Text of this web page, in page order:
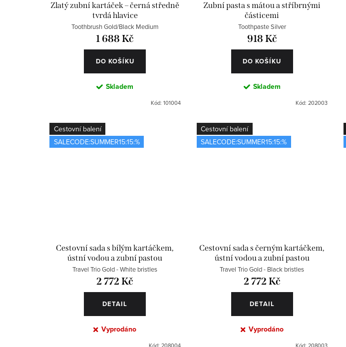
Zlatý zubní kartáček – černá středně
tvrdá hlavice
Toothbrush Gold/Black Medium
1 688 Kč
DO KOŠÍKU
Skladem
Kód: 101004
Zubní pasta s mátou a stříbrnými
částicemi
Toothpaste Silver
918 Kč
DO KOŠÍKU
Skladem
Kód: 202003
Cestovní balení
SALECODE:SUMMER15:15:%
Cestovní sada s bílým kartáčkem,
ústní vodou a zubní pastou
Travel Trio Gold - White bristles
2 772 Kč
DETAIL
Vyprodáno
Cestovní balení
SALECODE:SUMMER15:15:%
Cestovní sada s černým kartáčkem,
ústní vodou a zubní pastou
Travel Trio Gold - Black bristles
2 772 Kč
DETAIL
Vyprodáno